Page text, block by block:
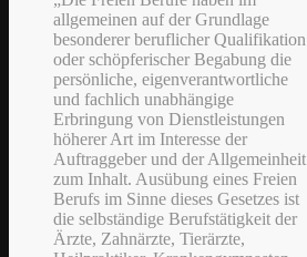
allgemeinen auf der Grundlage
besonderer beruflicher Qualifikation
oder schöpferischer Begabung die
persönliche, eigenverantwortliche
und fachlich unabhängige
Erbringung von Dienstleistungen
höherer Art im Interesse der
Auftraggeber und der Allgemeinheit
zum Inhalt. Ausübung eines Freien
Berufs im Sinne dieses Gesetzes ist
die selbständige Berufstätigkeit der
Ärzte, Zahnärzte, Tierärzte,